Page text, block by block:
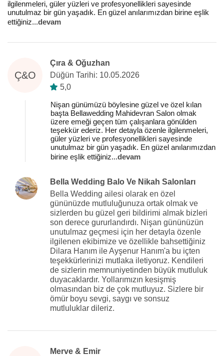
ilgilenmeleri, güler yüzleri ve profesyonellikleri sayesinde
unutulmaz bir gün yaşadık. En güzel anılarımızdan birine eşlik
ettiğiniz...devam
Ç&O
Çıra & Oğuzhan
Düğün Tarihi: 10.05.2026
5,0
Nişan günümüzü böylesine güzel ve özel kılan
başta Bellawedding Mahidevran Salon olmak
üzere emeği geçen tüm çalışanlara gönülden
teşekkür ederiz. Her detayla özenle ilgilenmeleri,
güler yüzleri ve profesyonellikleri sayesinde
unutulmaz bir gün yaşadık. En güzel anılarımızdan
birine eşlik ettiğiniz...devam
Bella Wedding Balo Ve Nikah Salonları
Bella Wedding ailesi olarak en özel
gününüzde mutluluğunuza ortak olmak ve
sizlerden bu güzel geri bildirimi almak bizleri
son derece gururlandırdı. Nişan gününüzün
unutulmaz geçmesi için her detayla özenle
ilgilenen ekibimize ve özellikle bahsettiğiniz
Dilara Hanım ile Ayşenur Hanım'a bu içten
teşekkürlerinizi mutlaka iletiyoruz. Kendileri
de sizlerin memnuniyetinden büyük mutluluk
duyacaklardır. Yollarımızın kesişmiş
olmasından biz de çok mutluyuz. Sizlere bir
ömür boyu sevgi, saygı ve sonsuz
mutluluklar dileriz.
Merve & Emir